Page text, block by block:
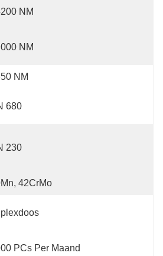
NM
NM
NM
680
230
42CrMo
PCs Per Maand